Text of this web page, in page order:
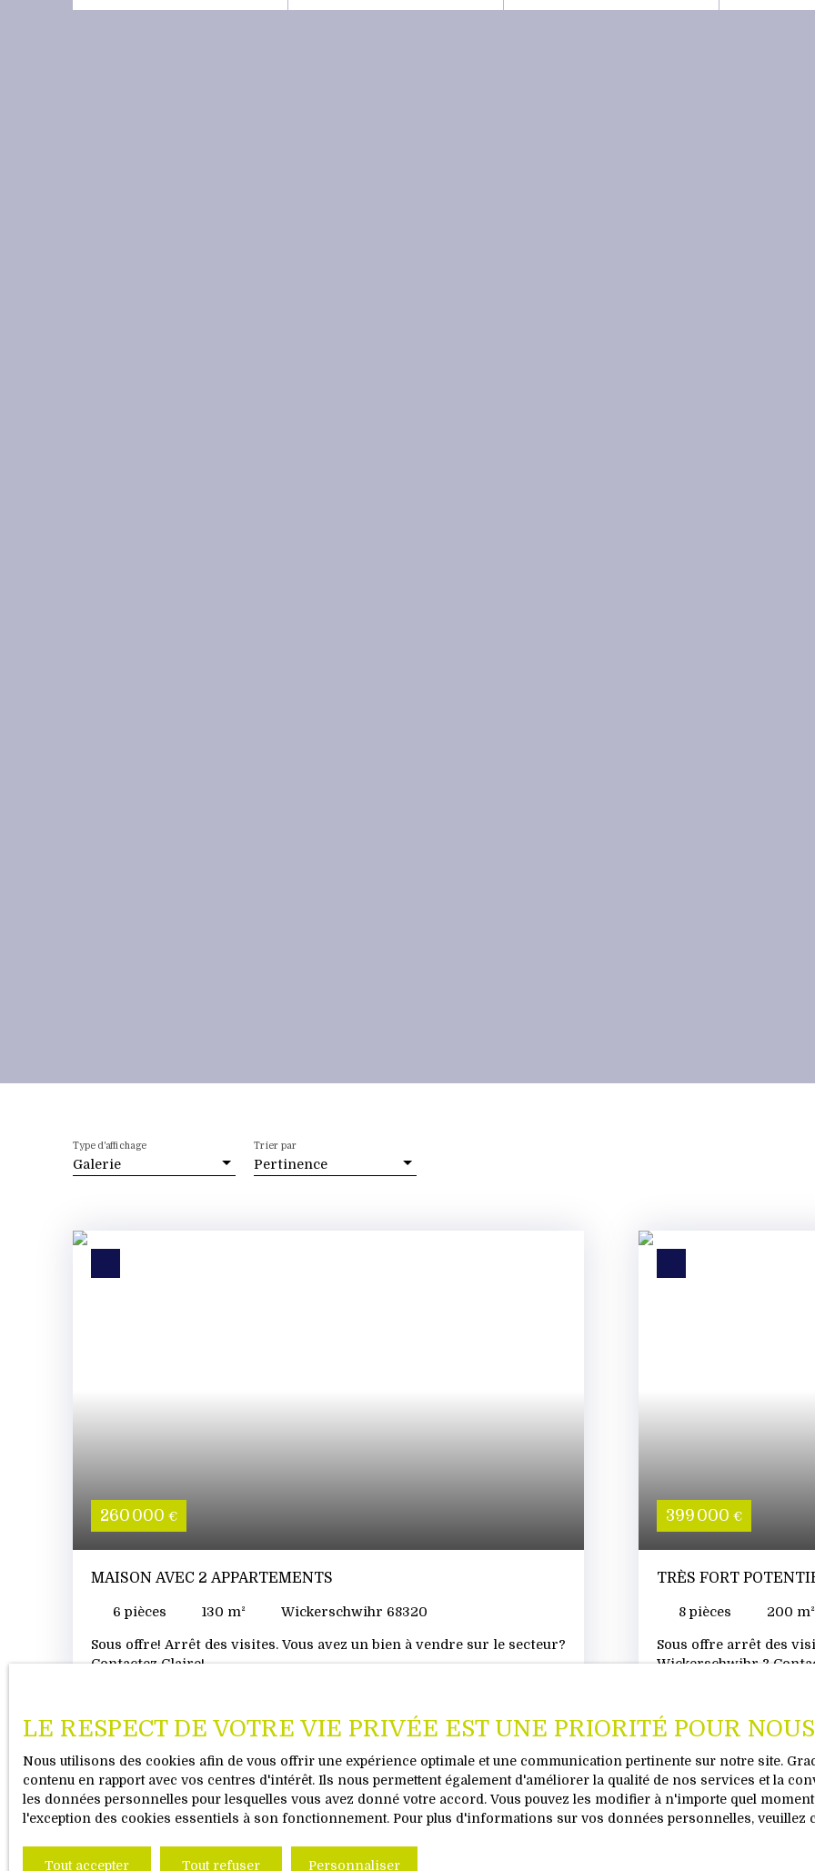
Galerie
Type d'affichage
Pertinence
Trier par
260 000 €
MAISON AVEC 2 APPARTEMENTS
6 pièces 130 m² Wickerschwihr 68320
Sous offre! Arrêt des visites. Vous avez un bien à vendre sur le secteur?
Contactez Claire!
399 000 €
TRÈS FORT
8 pièces 200 m²
Sous offre arrêt des
Wickerschwihr ?
Visionnez la vidéo de notre
LE RESPECT DE VOTRE VIE PRIVÉE EST UNE PRIORITÉ POUR NOUS
Nous utilisons des cookies afin de vous offrir une expérience optimale et une communication pertinente sur notre site.
contenu en rapport avec vos centres d'intérêt. Ils nous permettent également d'améliorer la qualité de nos services et la
les données personnelles pour lesquelles vous avez donné votre accord. Vous pouvez les modifier à n'importe quel
l'exception des cookies essentiels à son fonctionnement. Pour plus d'informations sur vos données personnelles, veuillez
Tout accepter Tout refuser Personnaliser